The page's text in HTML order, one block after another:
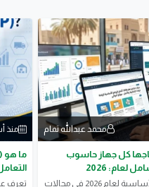
محمد عبدالله تمام
كل جهاز حاسوب
لعام: 2026
دليل شامل لأهم برامج الحاسوب الأساسية لعام 2026 في مجالات
منذ